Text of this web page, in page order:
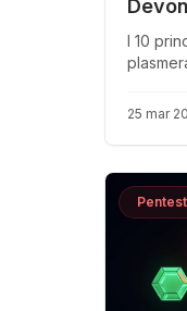
I 10
zero
insight
25 mar